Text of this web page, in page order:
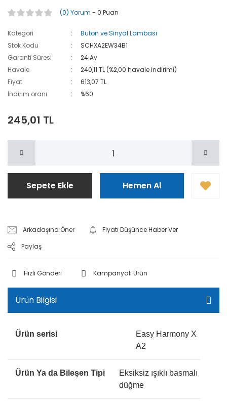
(0) Yorum - 0 Puan
Kategori
Buton ve Sinyal Lambası
Stok Kodu
SCHXA2EW34B1
Garanti Süresi
24 Ay
Havale
240,11 TL (%2,00 havale indirimi)
Fiyat
613,07 TL
İndirim oranı
%60
245,01 TL
Sepete Ekle Hemen Al
Arkadaşına Öner
Fiyatı Düşünce Haber Ver
Paylaş
Hızlı Gönderi Kampanyalı Ürün
Ürün Bilgisi
Ürün serisi
Easy Harmony X
A2
Ürün Ya da Bileşen Tipi
Eksiksiz ışıklı basmalı
düğme